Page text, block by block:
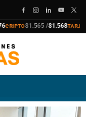
$1.565 /$1.568TARJETA
compra
venta